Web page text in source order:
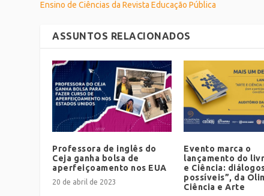
Ensino de Ciências da Revista Educação Pública
ASSUNTOS RELACIONADOS
Professora de inglês do
Ceja ganha bolsa de
aperfeiçoamento nos EUA
20 de abril de 2023
Evento marca o
lançamento do
e Ciência:
possíveis”, da
Ciência e Arte